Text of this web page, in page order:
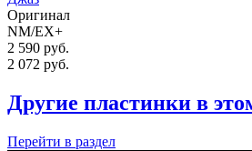
Оригинал
NM/EX+
2 590 руб.
2 072 руб.
Другие пластинки в
Перейти в раздел